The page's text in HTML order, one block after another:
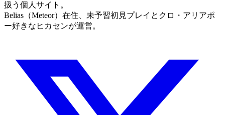
扱う個人サイト。
Belias（Meteor）在住、未予習初見プレイとクロ・アリアポ
ー好きなヒカセンが運営。